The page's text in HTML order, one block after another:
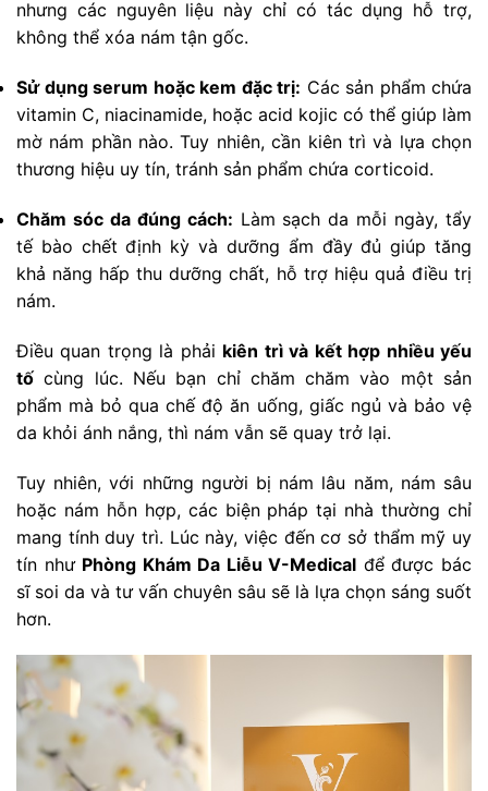
nhưng các nguyên liệu này chỉ có tác dụng hỗ trợ,
không thể xóa nám tận gốc.
Sử dụng serum hoặc kem đặc trị: Các sản phẩm chứa
vitamin C, niacinamide, hoặc acid kojic có thể giúp làm
mờ nám phần nào. Tuy nhiên, cần kiên trì và lựa chọn
thương hiệu uy tín, tránh sản phẩm chứa corticoid.
Chăm sóc da đúng cách: Làm sạch da mỗi ngày, tẩy
tế bào chết định kỳ và dưỡng ẩm đầy đủ giúp tăng
khả năng hấp thu dưỡng chất, hỗ trợ hiệu quả điều trị
nám.
Điều quan trọng là phải kiên trì và kết hợp nhiều yếu
tốcùng lúc. Nếu bạn chỉ chăm chăm vào một sản
phẩm mà bỏ qua chế độ ăn uống, giấc ngủ và bảo vệ
da khỏi ánh nắng, thì nám vẫn sẽ quay trở lại.
Tuy nhiên, với những người bị nám lâu năm, nám sâu
hoặc nám hỗn hợp, các biện pháp tại nhà thường chỉ
mang tính duy trì. Lúc này, việc đến cơ sở thẩm mỹ uy
tín như Phòng Khám Da Liễu V-Medical để được bác
sĩ soi da và tư vấn chuyên sâu sẽ là lựa chọn sáng suốt
hơn.